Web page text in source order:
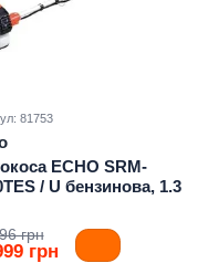
81753
ECHO SRM-
/ U бензинова, 1.3
грн
грн